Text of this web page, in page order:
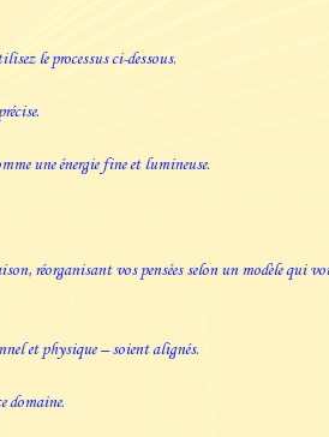
le processus ci-dessous.
une énergie fine et lumineuse.
réorganisant vos pensées selon un modèle qui
et physique – soient alignés.
domaine.